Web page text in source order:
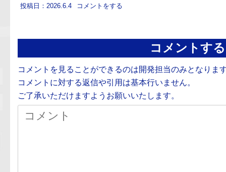
投稿日：2026.6.4 コメントをする
コメントする
コメントを見ることができるのは開発担当のみとなりま
コメントに対する返信や引用は基本行いません。
ご了承いただけますようお願いいたします。